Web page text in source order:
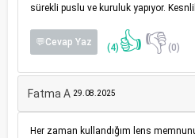
sürekli puslu ve kuruluk yapıyor.
💬Cevap Yaz (4) 👍👎(0)
Fatma A 29.08.2025
Her zaman kullandığım lens